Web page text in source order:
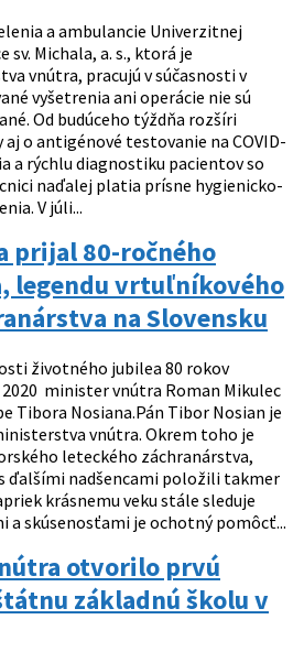
a ambulancie Univerzitnej
sv. Michala, a. s., ktorá je
vnútra, pracujú v súčasnosti v
vyšetrenia ani operácie nie sú
Od budúceho týždňa rozšíri
o antigénové testovanie na COVID-
a rýchlu diagnostiku pacientov so
naďalej platia prísne hygienicko-
V júli...
prijal 80-ročného
legendu vrtuľníkového
na Slovensku
životného jubilea 80 rokov
minister vnútra Roman Mikulec
Tibora Nosiana.Pán Tibor Nosian je
vnútra. Okrem toho je
leteckého záchranárstva,
ďalšími nadšencami položili takmer
krásnemu veku stále sleduje
a skúsenosťami je ochotný pomôcť...
otvorilo prvú
základnú školu v